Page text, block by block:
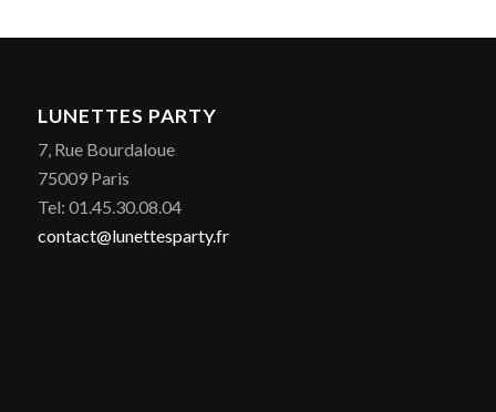
LUNETTES PARTY
7, Rue Bourdaloue
75009 Paris
Tel: 01.45.30.08.04
contact@lunettesparty.fr